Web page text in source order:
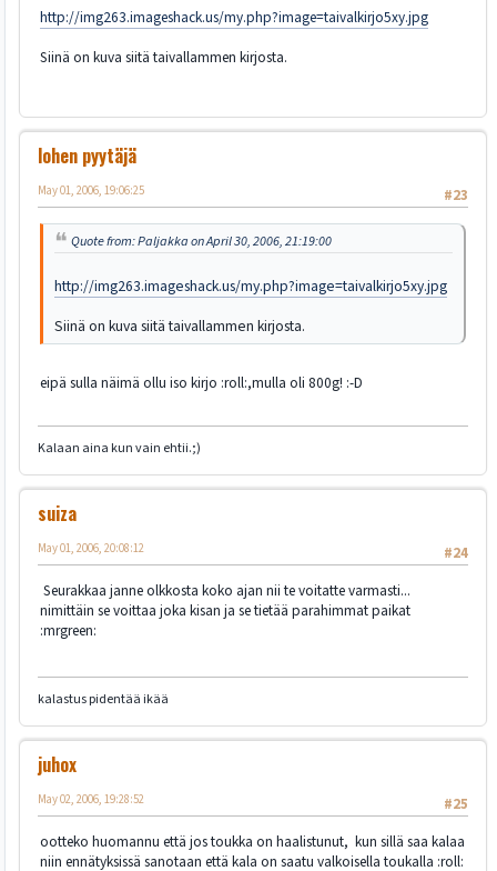
http://img263.imageshack.us/my.php?image=taivalkirjo5xy.jpg
Siinä on kuva siitä taivallammen kirjosta.
lohen pyytäjä
#23
May 01, 2006, 19:06:25
Quote from: Paljakka on April 30, 2006, 21:19:00
http://img263.imageshack.us/my.php?image=taivalkirjo5xy.jpg
Siinä on kuva siitä taivallammen kirjosta.
eipä sulla näimä ollu iso kirjo :roll:,mulla oli 800g! :-D
Kalaan aina kun vain ehtii.;)
suiza
#24
May 01, 2006, 20:08:12
Seurakkaa janne olkkosta koko ajan nii te voitatte varmasti...
nimittäin se voittaa joka kisan ja se tietää parahimmat paikat
:mrgreen:
kalastus pidentää ikää
juhox
#25
May 02, 2006, 19:28:52
ootteko huomannu että jos toukka on haalistunut, kun sillä saa kalaa
niin ennätyksissä sanotaan että kala on saatu valkoisella toukalla :roll: